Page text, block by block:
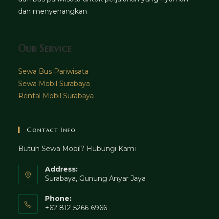
dan menyenangkan
Our Service
Sewa Bus Pariwisata
Sewa Mobil Surabaya
Rental Mobil Surabaya
Contact Info
Butuh Sewa Mobil? Hubungi Kami
Address:
Surabaya, Gunung Anyar Jaya
Phone:
+62 812-5266-6966